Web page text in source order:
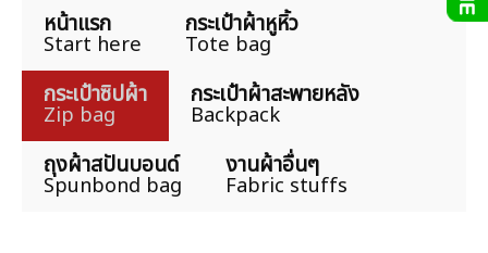
หน้าแรก
Start here
กระเป๋าผ้าหูหิ้ว
Tote bag
กระเป๋าซิปผ้า
Zip bag
กระเป๋าผ้าสะพายหลัง
Backpack
ถุงผ้าสปันบอนด์
Spunbond bag
งานผ้าอื่นๆ
Fabric stuffs